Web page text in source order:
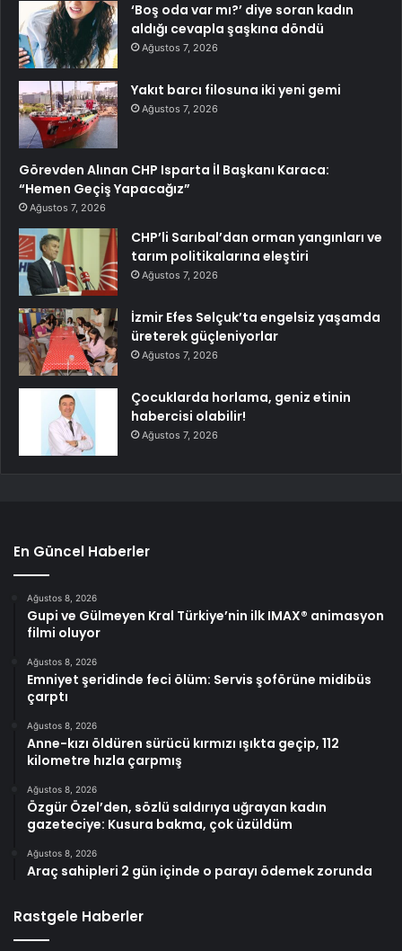
‘Boş oda var mı?’ diye soran kadın
aldığı cevapla şaşkına döndü
Ağustos 7, 2026
Yakıt barcı filosuna iki yeni gemi
Ağustos 7, 2026
Görevden Alınan CHP Isparta İl Başkanı Karaca:
“Hemen Geçiş Yapacağız”
Ağustos 7, 2026
CHP’li Sarıbal’dan orman yangınları ve
tarım politikalarına eleştiri
Ağustos 7, 2026
İzmir Efes Selçuk’ta engelsiz yaşamda
üreterek güçleniyorlar
Ağustos 7, 2026
Çocuklarda horlama, geniz etinin
habercisi olabilir!
Ağustos 7, 2026
En Güncel Haberler
Ağustos 8, 2026
Gupi ve Gülmeyen Kral Türkiye’nin ilk IMAX® animasyon
filmi oluyor
Ağustos 8, 2026
Emniyet şeridinde feci ölüm: Servis şoförüne midibüs
çarptı
Ağustos 8, 2026
Anne-kızı öldüren sürücü kırmızı ışıkta geçip, 112
kilometre hızla çarpmış
Ağustos 8, 2026
Özgür Özel’den, sözlü saldırıya uğrayan kadın
gazeteciye: Kusura bakma, çok üzüldüm
Ağustos 8, 2026
Araç sahipleri 2 gün içinde o parayı ödemek zorunda
Rastgele Haberler